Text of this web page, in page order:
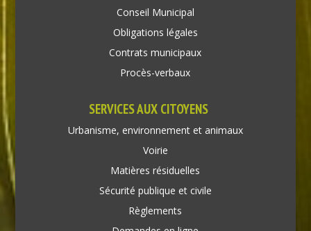
Conseil Municipal
Obligations légales
Contrats municipaux
Procès-verbaux
SERVICES AUX CITOYENS
Urbanisme, environnement et animaux
Voirie
Matières résiduelles
Sécurité publique et civile
Règlements